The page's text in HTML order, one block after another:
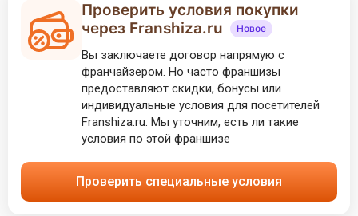
Проверить условия покупки
через Franshiza.ru
Новое
Вы заключаете договор напрямую с
франчайзером. Но часто франшизы
предоставляют скидки, бонусы или
индивидуальные условия для посетителей
Franshiza.ru. Мы уточним, есть ли такие
условия по этой франшизе
Проверить специальные условия